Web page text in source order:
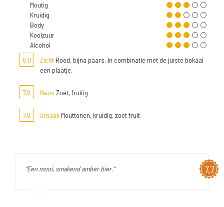
Moutig
Kruidig
Body
Koolzuur
Alcohol
8,0
Zicht Rood, bijna paars. In combinatie met de juiste bokaal
een plaatje.
7,0 Neus Zoet, fruitig
7,0 Smaak Mouttonen, kruidig, zoet fruit
7,7
"Een mooi, smakend amber bier."